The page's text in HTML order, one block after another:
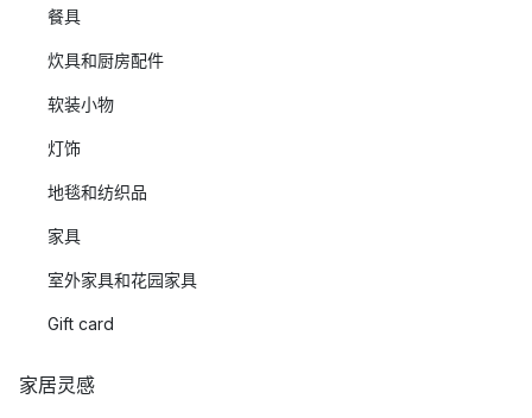
餐具
炊具和厨房配件
软装小物
灯饰
地毯和纺织品
家具
室外家具和花园家具
Gift card
家居灵感